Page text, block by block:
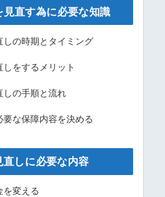
見直す為に必要な知識
しの時期とタイミング
しをするメリット
しの手順と流れ
要な保障内容を決める
直しに必要な内容
を変える